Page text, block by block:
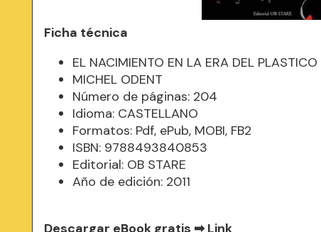
Ficha técnica
EL NACIMIENTO EN LA ERA DEL PLASTICO
MICHEL ODENT
Número de páginas: 204
Idioma: CASTELLANO
Formatos: Pdf, ePub, MOBI, FB2
ISBN: 9788493840853
Editorial: OB STARE
Año de edición: 2011
Descargar eBook gratis ➡Link